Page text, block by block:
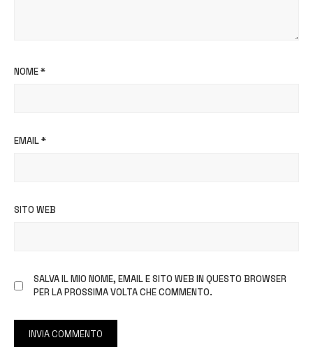
NOME*
EMAIL*
SITO WEB
SALVA IL MIO NOME, EMAIL E SITO WEB IN QUESTO BROWSER
PER LA PROSSIMA VOLTA CHE COMMENTO.